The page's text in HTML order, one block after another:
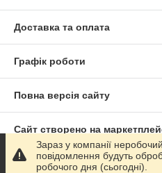
Доставка та оплата
Графік роботи
Повна версія сайту
Сайт створено на
Політика конфіденційності
Зараз у компанії
повідомлення будуть
робочого дня (сьогодні).